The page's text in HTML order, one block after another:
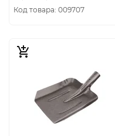
Код товара: 009707